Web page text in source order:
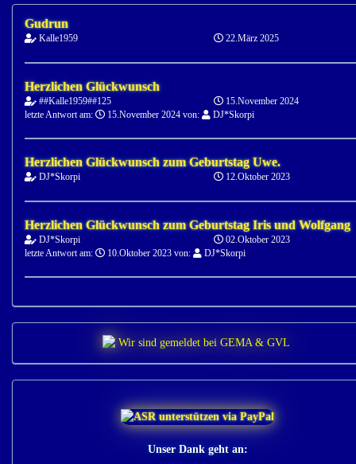
Gudrun
Kalle1959 22.März 2025
Herzlichen Glückwunsch
##Kalle1959##125
15.November 2024
letzte Antwort am:
15.November 2024 von: DJ*Skorpi
Herzlichen Glückwunsch zum Geburtstag Uwe.
DJ*Skorpi 12.Oktober 2023
Herzlichen Glückwunsch zum Geburtstag Iris und Wolfgang
DJ*Skorpi
02.Oktober 2023
letzte Antwort am:
10.Oktober 2023 von: DJ*Skorpi
Unser Dank geht an: